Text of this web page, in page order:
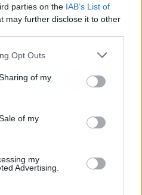
parties on the IAB’s List of
may further disclose it to other
Opt Outs
of my
of my
my
Advertising.
medioambiente